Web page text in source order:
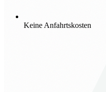
Keine Anfahrtskosten